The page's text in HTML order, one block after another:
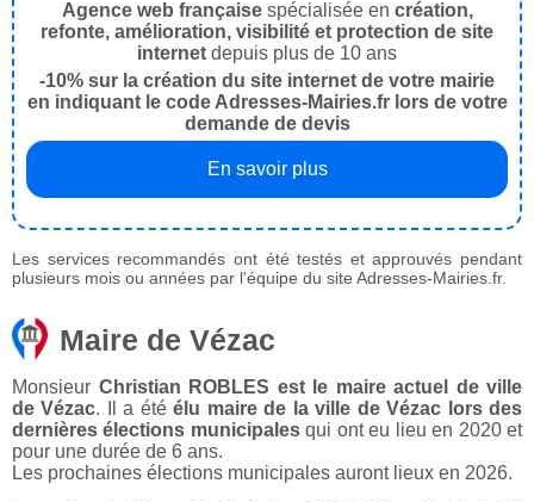
Agence web françaisespécialisée en création,
refonte, amélioration, visibilité et protection de site
internet depuis plus de 10 ans
-10% sur la création du site internet de votre mairie
en indiquant le code Adresses-Mairies.fr lors de votre
demande de devis
En savoir plus
Les services recommandés ont été testés et approuvés pendant
plusieurs mois ou années par l'équipe du site Adresses-Mairies.fr.
Maire de Vézac
Monsieur Christian ROBLES est le maire actuel de ville
de Vézac. Il a étéélu maire de la ville de Vézac lors des
dernières élections municipalesqui ont eu lieu en 2020 et
pour une durée de 6 ans.
Les prochaines élections municipales auront lieux en 2026.